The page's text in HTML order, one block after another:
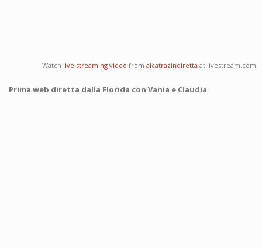
Watch live streaming video from alcatrazindiretta at livestream.com
Prima web diretta dalla Florida con Vania e Claudia